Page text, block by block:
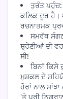
ਤੁਰੰਤ ਪਹੁੰਚ:
ਕਲਿਕ ਦੂਰ
ਰਚਨਾਤਮਕ
ਸਮਰੱਥ
ਸ਼੍ਰੇਣੀਆਂ ਦੀ
ਸੀ!
ਬਿਨਾਂ ਕਿਸੇ
ਮੁਸ਼ਕਲ ਦੇ
ਹੋਰਾਂ ਨਾਲ
'ਤੇ ਪੂਰੀ